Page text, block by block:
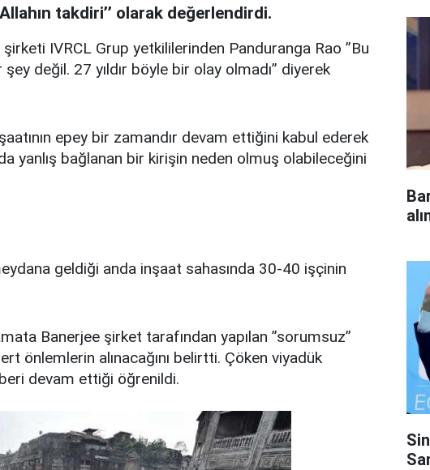
takdiri’’ olarak değerlendirdi.
IVRCL Grup yetkililerinden Panduranga Rao ’’Bu
değil. 27 yıldır böyle bir olay olmadı’’ diyerek
epey bir zamandır devam ettiğini kabul ederek
yanlış bağlanan bir kirişin neden olmuş olabileceğini
geldiği anda inşaat sahasında 30-40 işçinin
Banerjee şirket tarafından yapılan ’’sorumsuz’’
önlemlerin alınacağını belirtti. Çöken viyadük
beri devam ettiği öğrenildi.